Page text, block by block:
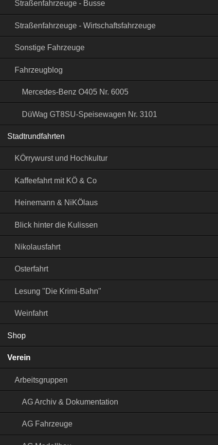
Straßenfahrzeuge - Busse
Straßenfahrzeuge - Wirtschaftsfahrzeuge
Sonstige Fahrzeuge
Fahrzeugblog
Mercedes-Benz O405 Nr. 6005
DüWag GT8SU-Speisewagen Nr. 3101
Stadtrundfahrten
KÖrrywurst und Hochkultur
Kaffeefahrt mit KÖ & Co
Heinemann & NiKÖlaus
Blick hinter die Kulissen
Nikolausfahrt
Osterfahrt
Lesung "Die Krimi-Bahn"
Weinfahrt
Shop
Verein
Arbeitsgruppen
AG Archiv & Dokumentation
AG Fahrzeuge